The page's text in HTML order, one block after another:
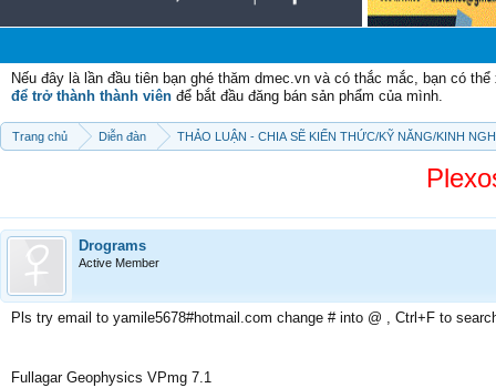
Nếu đây là lần đầu tiên bạn ghé thăm dmec.vn và có thắc mắc, bạn có
để trở thành thành viên để bắt đầu đăng bán sản phẩm của mình.
Trang chủ Diễn đàn THẢO LUẬN - CHIA SẼ KIẾN THỨC/KỸ NĂNG/KINH
Drograms
Active Member
Pls try email to yamile5678#hotmail.com change # into @ , Ctrl+F to
Fullagar Geophysics VPmg 7.1